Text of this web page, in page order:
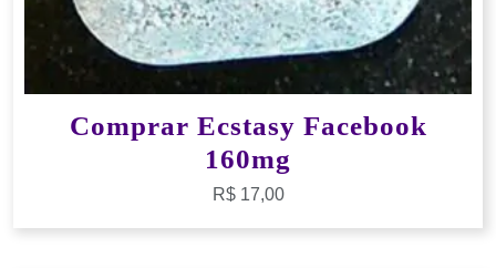
Comprar Ecstasy Facebook
160mg
R$17,00